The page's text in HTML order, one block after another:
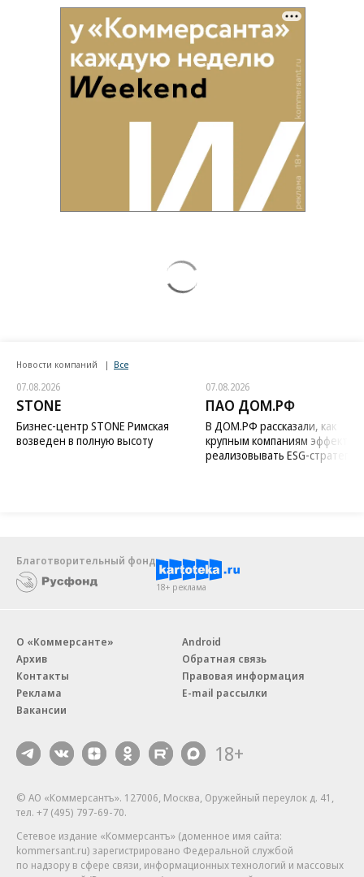
Новости компаний Все
07.08.2026
STONE
Бизнес-центр STONE Римская
возведен в полную высоту
07.08.2026
ПАО ДОМ.РФ
В ДОМ.РФ рассказали, как
крупным компаниям
реализовывать ESG-стратегию
Благотворительный фонд
18+ реклама
О «Коммерсанте»
Архив
Контакты
Реклама
Вакансии
Android
Обратная связь
Правовая информация
E-mail рассылки
18+
© АО «Коммерсантъ». 127006, Москва, Оружейный переулок д. 41,
тел. +7 (495) 797-69-70.
Сетевое издание «Коммерсантъ» (доменное имя сайта:
kommersant.ru) зарегистрировано Федеральной службой
по надзору в сфере связи, информационных технологий и массовых